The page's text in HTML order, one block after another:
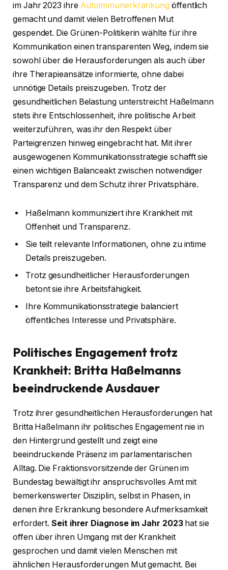
im Jahr 2023 ihre Autoimmunerkrankung öffentlich
gemacht und damit vielen Betroffenen Mut
gespendet. Die Grünen-Politikerin wählte für ihre
Kommunikation einen transparenten Weg, indem sie
sowohl über die Herausforderungen als auch über
ihre Therapieansätze informierte, ohne dabei
unnötige Details preiszugeben. Trotz der
gesundheitlichen Belastung unterstreicht Haßelmann
stets ihre Entschlossenheit, ihre politische Arbeit
weiterzuführen, was ihr den Respekt über
Parteigrenzen hinweg eingebracht hat. Mit ihrer
ausgewogenen Kommunikationsstrategie schafft sie
einen wichtigen Balanceakt zwischen notwendiger
Transparenz und dem Schutz ihrer Privatsphäre.
Haßelmann kommuniziert ihre Krankheit mit
Offenheit und Transparenz.
Sie teilt relevante Informationen, ohne zu intime
Details preiszugeben.
Trotz gesundheitlicher Herausforderungen
betont sie ihre Arbeitsfähigkeit.
Ihre Kommunikationsstrategie balanciert
öffentliches Interesse und Privatsphäre.
Politisches Engagement trotz
Krankheit: Britta Haßelmanns
beeindruckende Ausdauer
Trotz ihrer gesundheitlichen Herausforderungen hat
Britta Haßelmann ihr politisches Engagement nie in
den Hintergrund gestellt und zeigt eine
beeindruckende Präsenz im parlamentarischen
Alltag. Die Fraktionsvorsitzende der Grünen im
Bundestag bewältigt ihr anspruchsvolles Amt mit
bemerkenswerter Disziplin, selbst in Phasen, in
denen ihre Erkrankung besondere Aufmerksamkeit
erfordert.Seit ihrer Diagnose im Jahr 2023hat sie
offen über ihren Umgang mit der Krankheit
gesprochen und damit vielen Menschen mit
ähnlichen Herausforderungen Mut gemacht. Bei